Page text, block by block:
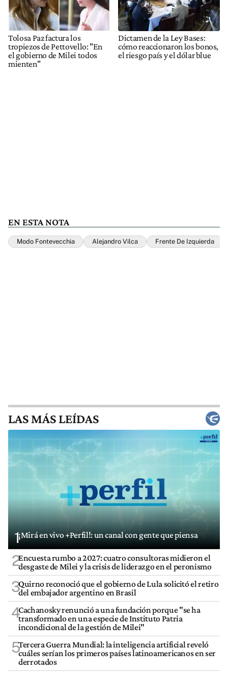
Tolosa Paz factura los
tropiezos de Pettovello: "En
el gobierno de Milei todos
mienten"
Dictamen de la Ley Bases:
cómo reaccionaron los bonos,
el riesgo país y el dólar blue
EN ESTA NOTA
Modo Fontevecchia Alejandro Vilca Frente De Izquierda
LAS MÁS LEÍDAS
1¡Mirá en vivo +Perfil!: un canal con gente que piensa
2Encuesta rumbo a 2027: cuatro consultoras midieron el
desgaste de Milei y la crisis de liderazgo en el peronismo
3Quirno reconoció que el gobierno de Lula solicitó el retiro
del embajador argentino en Brasil
4Cachanosky renunció a una fundación porque "se ha
transformado en una especie de Instituto Patria
incondicional de la gestión de Milei"
5Tercera Guerra Mundial: la inteligencia artificial reveló
cuáles serían los primeros países latinoamericanos en ser
derrotados